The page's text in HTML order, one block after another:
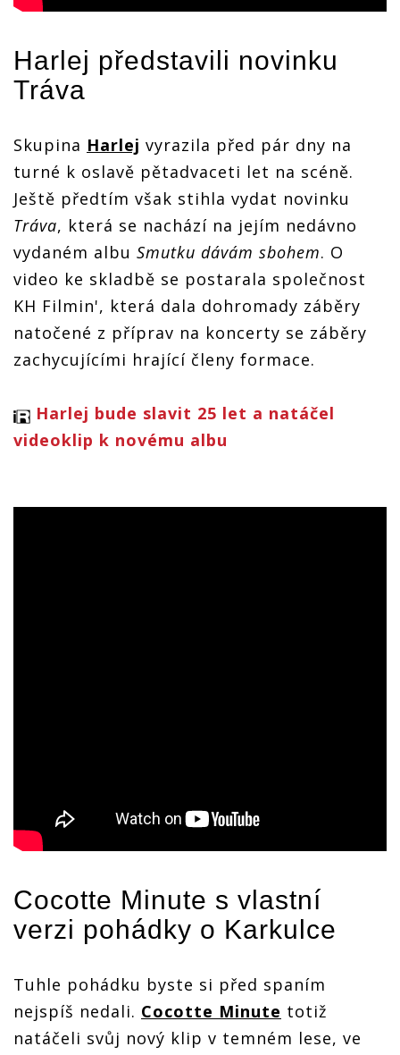
Harlej představili novinku
Tráva
Skupina Harlej vyrazila před pár dny na
turné k oslavě pětadvaceti let na scéně.
Ještě předtím však stihla vydat novinku
Tráva, která se nachází na jejím nedávno
vydaném albu Smutku dávám sbohem. O
video ke skladbě se postarala společnost
KH Filmin', která dala dohromady záběry
natočené z příprav na koncerty se záběry
zachycujícími hrající členy formace.
Harlej bude slavit 25 let a natáčel
videoklip k novému albu
Cocotte Minute s vlastní
verzi pohádky o Karkulce
Tuhle pohádku byste si před spaním
nejspíš nedali. Cocotte Minute totiž
natáčeli svůj nový klip v temném lese, ve